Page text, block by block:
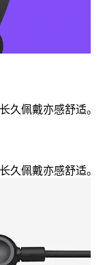
久佩戴亦感舒适。
久佩戴亦感舒适。